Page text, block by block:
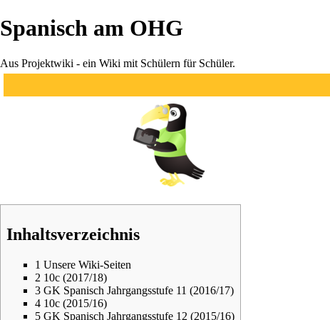
Spanisch am OHG
Aus Projektwiki - ein Wiki mit Schülern für Schüler.
Inhaltsverzeichnis
1 Unsere Wiki-Seiten
2 10c (2017/18)
3 GK Spanisch Jahrgangsstufe 11 (2016/17)
4 10c (2015/16)
5 GK Spanisch Jahrgangsstufe 12 (2015/16)